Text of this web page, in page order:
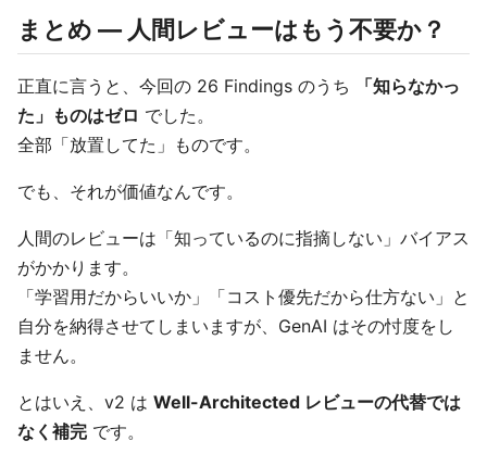
まとめ — 人間レビューはもう不要か？
正直に言うと、今回の 26 Findings のうち
「知らなかっ
た」ものはゼロ でした。
全部「放置してた」ものです。
でも、それが価値なんです。
人間のレビューは「知っているのに指摘しない」バイアス
がかかります。
「学習用だからいいか」「コスト優先だから仕方ない」と
自分を納得させてしまいますが、GenAI はその忖度をし
ません。
とはいえ、v2 は Well-Architected レビューの代替では
なく補完 です。